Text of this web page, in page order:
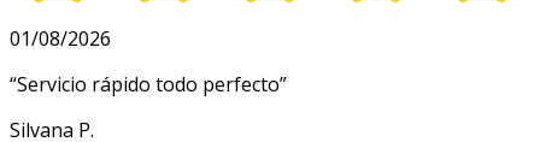
01/08/2026
“Servicio rápido todo perfecto”
Silvana P.